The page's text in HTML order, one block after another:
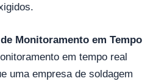
Monitoramento em Tempo
em tempo real
uma empresa de soldagem